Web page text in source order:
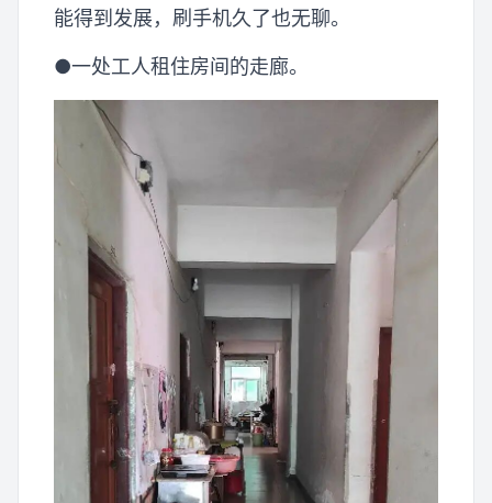
能得到发展，刷手机久了也无聊。
●一处工人租住房间的走廊。